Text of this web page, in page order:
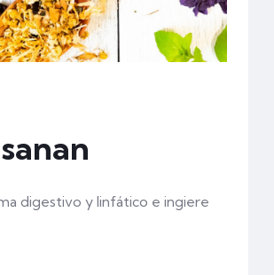
digestivo y linfático e ingiere